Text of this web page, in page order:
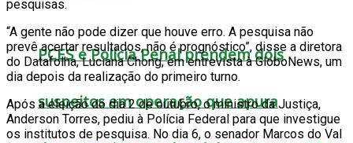
PCES e Polícia Penal prendem dois
suspeitos em operação que apura
pesquisas.
“A gente não pode dizer que houve erro. A pesquisa não
prevê acertar resultados, não é prognóstico”, disse a diretora
do Datafolha, Luciana Chong, em entrevista à GloboNews, um
dia depois da realização do primeiro turno.
Após a eleição do dia 2 de outubro, o ministro da Justiça,
Anderson Torres, pediu à Polícia Federal para que investigue
os institutos de pesquisa. No dia 6, o senador Marcos do Val